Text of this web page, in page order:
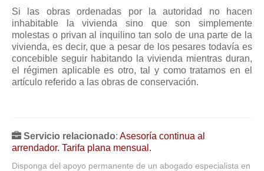
Si las obras ordenadas por la autoridad no hacen
inhabitable la vivienda sino que son simplemente
molestas o privan al inquilino tan solo de una parte de la
vivienda, es decir, que a pesar de los pesares todavía es
concebible seguir habitando la vivienda mientras duran,
el régimen aplicable es otro, tal y como tratamos en el
artículo referido a las obras de conservación.
Servicio relacionado: Asesoría continua al
arrendador. Tarifa plana mensual.
Disponga del apoyo permanente de un abogado especialista en